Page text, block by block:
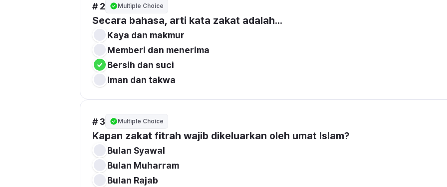
# 2 Multiple Choice
Secara bahasa, arti kata zakat adalah...
Kaya dan makmur
Memberi dan menerima
Bersih dan suci
Iman dan takwa
# 3 Multiple Choice
Kapan zakat fitrah wajib dikeluarkan oleh umat Islam?
Bulan Syawal
Bulan Muharram
Bulan Rajab